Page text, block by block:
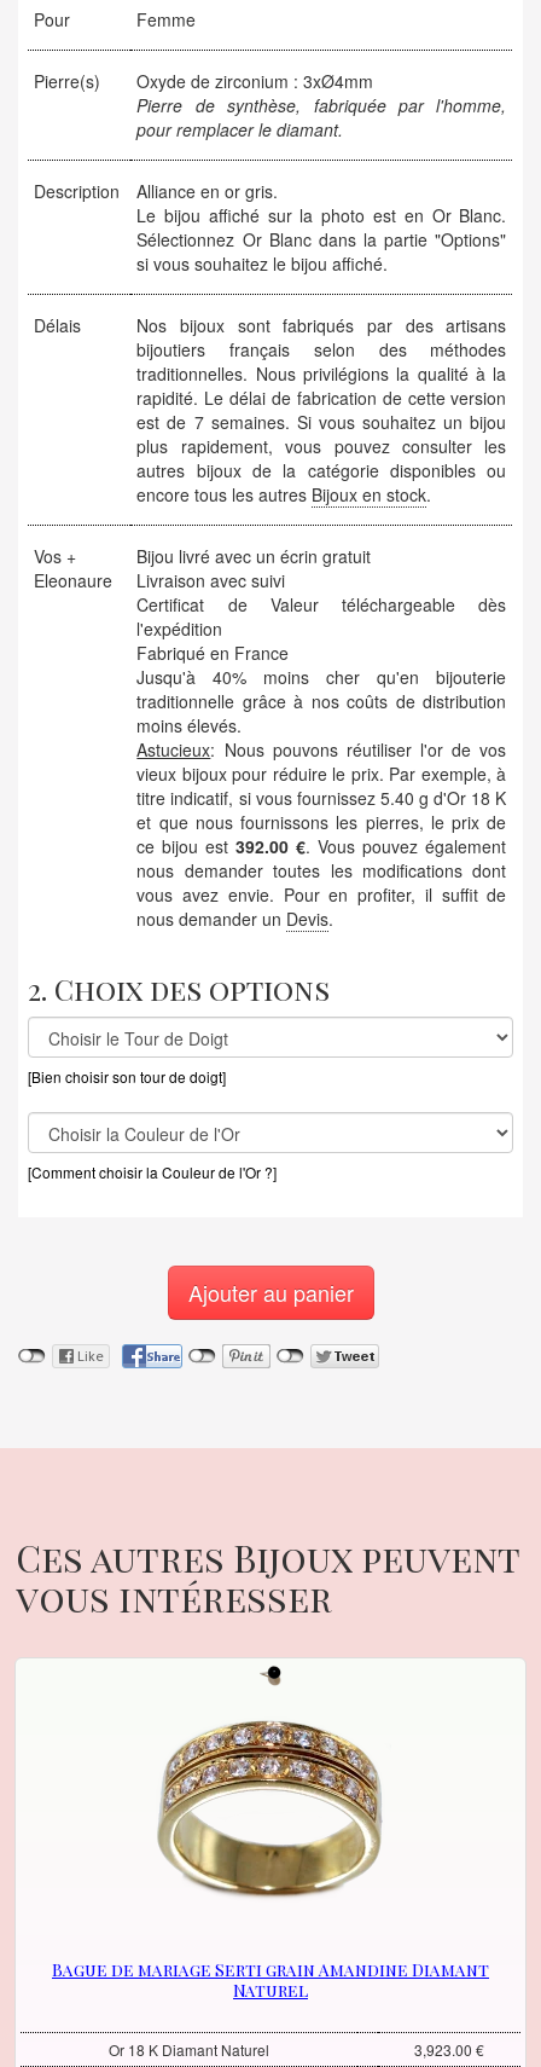
Pour Femme
Pierre(s)
Oxyde de zirconium : 3xØ4mm
Pierre de synthèse, fabriquée par l'homme,
pour remplacer le diamant.
Description
Alliance en or gris.
Le bijou affiché sur la photo est en Or Blanc.
Sélectionnez Or Blanc dans la partie "Options"
si vous souhaitez le bijou affiché.
Délais
Nos bijoux sont fabriqués par des artisans
bijoutiers français selon des méthodes
traditionnelles. Nous privilégions la qualité à la
rapidité. Le délai de fabrication de cette version
est de 7 semaines. Si vous souhaitez un bijou
plus rapidement, vous pouvez consulter les
autres bijoux de la catégorie disponibles ou
encore tous les autres Bijoux en stock.
Vos +
Eleonaure
Bijou livré avec un écrin gratuit
Livraison avec suivi
Certificat de Valeur téléchargeable dès
l'expédition
Fabriqué en France
Jusqu'à 40% moins cher qu'en bijouterie
traditionnelle grâce à nos coûts de distribution
moins élevés.
Astucieux: Nous pouvons réutiliser l'or de vos
vieux bijoux pour réduire le prix. Par exemple, à
titre indicatif, si vous fournissez 5.40 g d'Or 18 K
et que nous fournissons les pierres, le prix de
ce bijou est392.00 €. Vous pouvez également
nous demander toutes les modifications dont
vous avez envie. Pour en profiter, il suffit de
nous demander un Devis.
2. Choix des options
[Bien choisir son tour de doigt]
[Comment choisir la Couleur de l'Or ?]
Ajouter au panier
Ces autres Bijoux peuvent
vous intéresser
Bague de mariage Serti grain Amandine Diamant
Naturel
Or 18 K Diamant Naturel 3,923.00 €